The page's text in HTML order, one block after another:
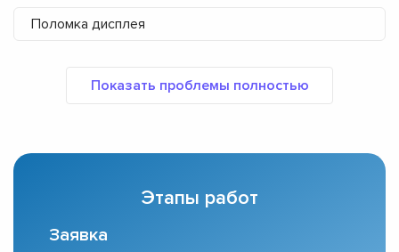
Поломка дисплея
Этапы работ
Заявка